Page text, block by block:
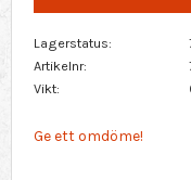
Lagerstatus
Artikelnr
Vikt
Ge ett omdöme!